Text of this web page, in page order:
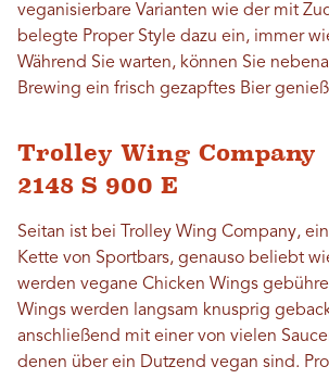
veganisierbare Varianten wie der mit
belegte Proper Style dazu ein, immer
Während Sie warten, können Sie
Brewing ein frisch gezapftes Bier
Trolley Wing Company
2148 S 900 E
Seitan ist bei Trolley Wing Company,
Kette von Sportbars, genauso beliebt
werden vegane Chicken Wings
Wings werden langsam knusprig
anschließend mit einer von vielen
denen über ein Dutzend vegan sind.